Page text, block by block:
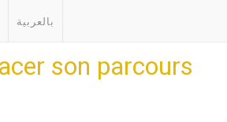
بالعربية
son parcours